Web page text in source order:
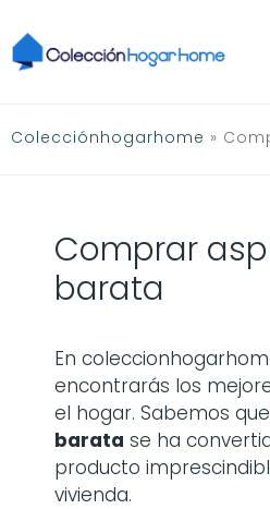
al
contenido
Colecciónhogarhome »
Comprar
barata
En
encontrarás los
el hogar. Sabemos que
barata se ha
producto
vivienda.